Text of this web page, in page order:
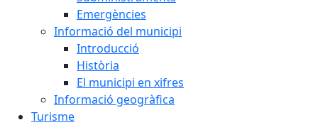
Emergències
Informació del municipi
Introducció
Història
El municipi en xifres
Informació geogràfica
Turisme